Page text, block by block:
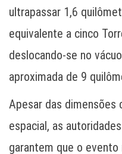
ultrapassar 1,6
equivalente a cinco
deslocando-se no
aproximada de 9
Apesar das dimensões
espacial, as
garantem que o